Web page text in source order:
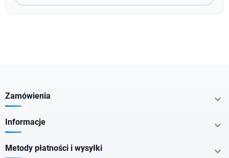
Zamówienia 
Informacje 
Metody płatności i wysyłki 